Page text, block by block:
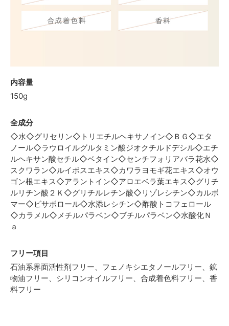
内容量
150g
全成分
◇水◇グリセリン◇トリエチルヘキサノイン◇ＢＧ◇エタ
ノール◇ラウロイルグルタミン酸ジオクチルドデシル◇エチ
ルヘキサン酸セチル◇ベタイン◇センチフォリアバラ花水◇
スクワラン◇ルイボスエキス◇カワラヨモギ花エキス◇オウ
ゴン根エキス◇アラントイン◇アロエベラ葉エキス◇グリチ
ルリチン酸２Ｋ◇グリチルレチン酸◇リゾレシチン◇カルボ
マー◇ビサボロール◇水添レシチン◇酢酸トコフェロール
◇カラメル◇メチルパラベン◇ブチルパラベン◇水酸化Ｎ
ａ
フリー項目
石油系界面活性剤フリー、フェノキシエタノールフリー、鉱
物油フリー、シリコンオイルフリー、合成着色料フリー、香
料フリー